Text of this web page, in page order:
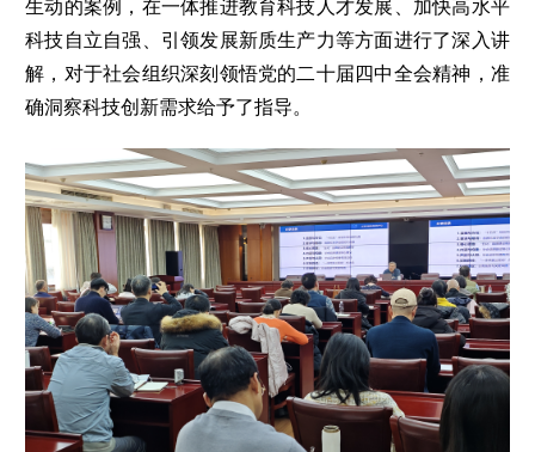
生动的案例，在一体推进教育科技人才发展、加快高水平
科技自立自强、引领发展新质生产力等方面进行了深入讲
解，对于社会组织深刻领悟党的二十届四中全会精神，准
确洞察科技创新需求给予了指导。